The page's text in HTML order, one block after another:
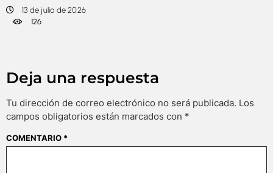
13 de julio de 2026
126
Deja una respuesta
Tu dirección de correo electrónico no será publicada. Los
campos obligatorios están marcados con *
COMENTARIO *